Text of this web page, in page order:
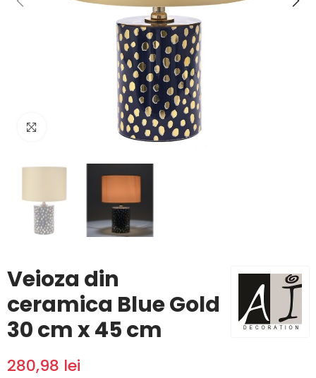
Click to enlarge
Veioza din
ceramica Blue Gold
30 cm x 45 cm
280,98 lei